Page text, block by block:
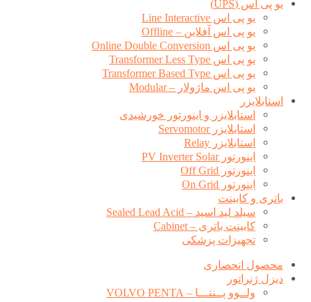
یو پی اس (UPS)
یو پی اس Line Interactive
یو پی اس آفلاین – Offline
یو پی اس Online Double Conversion
یو پی اس Transformer Less Type
یو پی اس Transformer Based Type
یو پی اس ماژولار – Modular
استابلایزر
استابلایزر و اینورتور خورشیدی
استابلایزر Servomotor
استابلایزر Relay
اینورتور PV Inverter Solar
اینورتور Off Grid
اینورتور On Grid
باتری و کابینت
سیلد لید اسید – Sealed Lead Acid
کابینت باتری – Cabinet
تجهیزات پزشکی
محصول انحصاری
دیزل ژنراتور
ولــوو پــنتـــا – VOLVO PENTA